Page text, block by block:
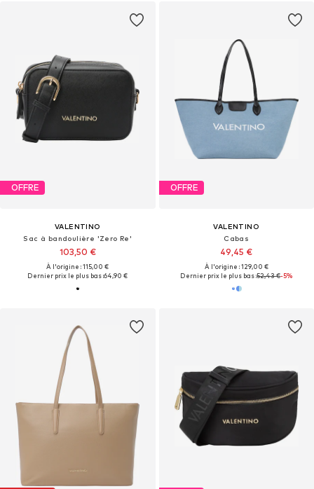
OFFRE
VALENTINO
Sac à bandoulière 'Zero Re'
103,50 €
À l'origine : 115,00 €
Dernier prix le plus bas :64,90 €
OFFRE
VALENTINO
Cabas
49,45 €
À l'origine : 129,00 €
Dernier prix le plus bas :52,43 €-5%